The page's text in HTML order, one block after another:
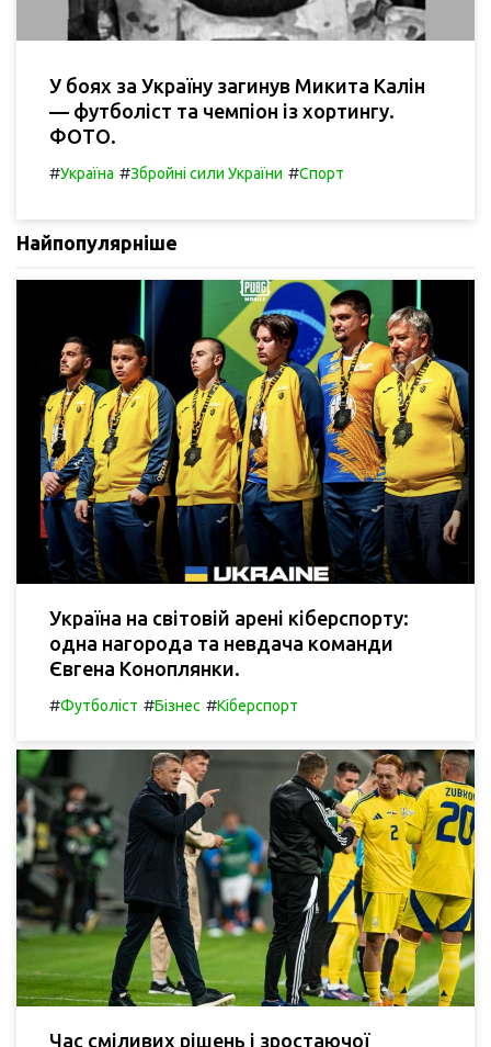
У боях за Україну загинув Микита Калін
— футболіст та чемпіон із хортингу.
ФОТО.
#Україна #Збройні сили України #Спорт
Найпопулярніше
Україна на світовій арені кіберспорту:
одна нагорода та невдача команди
Євгена Коноплянки.
#Футболіст #Бізнес #Кіберспорт
Час сміливих рішень і зростаючої